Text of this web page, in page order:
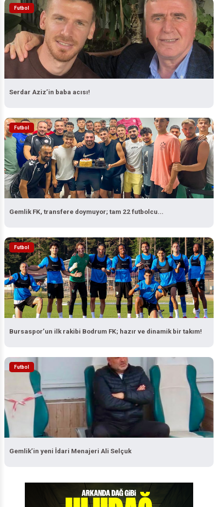
Futbol
Futbol
Gemlik FK, transfere doymuyor; tam 22 futbolcu...
Futbol
Bursaspor’un ilk rakibi Bodrum FK; hazır ve dinamik bir takım!
Futbol
Gemlik’in yeni İdari Menajeri Ali Selçuk